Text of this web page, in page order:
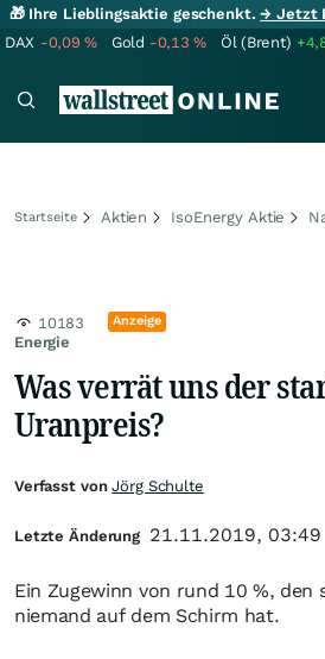
🎁 Ihre Lieblingsaktie geschenkt.→ Jetzt
DAX -0,09% Gold -0,13% Öl (Brent)
Startseite Aktien IsoEnergy Aktie
Energie
10183 Anzeige
Was verrät uns der
Uranpreis?
Ein Zugewinn von rund 10 %, den
niemand auf dem Schirm hat.
Verfasst vonJörg Schulte
Letzte Änderung 21.11.2019, 03:49